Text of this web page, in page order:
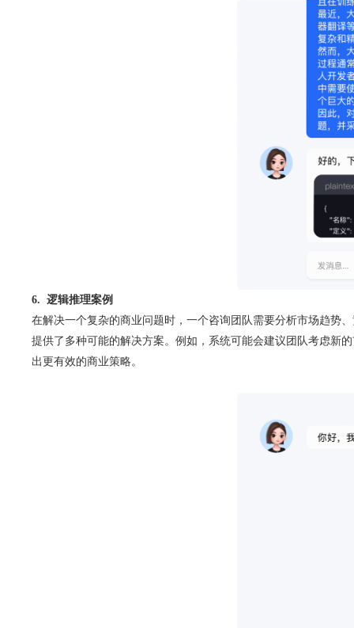
6. 逻辑推理案例
在解决一个复杂的商业问题时，一个咨询团队需要分析市场趋势
提供了多种可能的解决方案。例如，系统可能会建议团队考虑新
出更有效的商业策略。